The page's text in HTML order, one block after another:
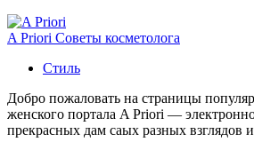
A Priori Советы косметолога
Стиль
Добро пожаловать на страницы
женского портала A Priori —
прекрасных дам саых разных взглядов